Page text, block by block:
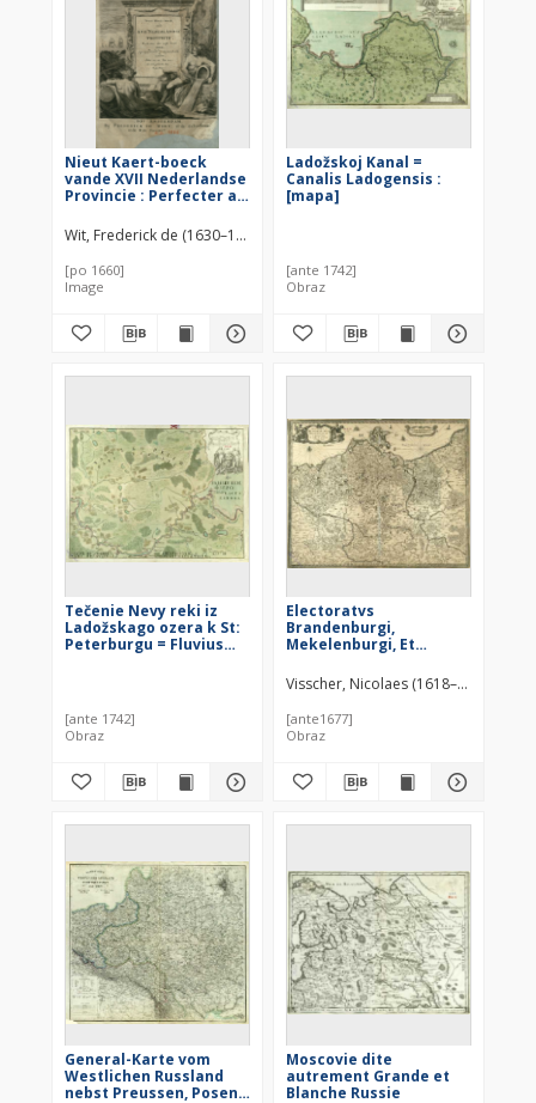
Nieut Kaert-boeck
vande XVII Nederlandse
Provincie : Perfecter als
Begrypende mede de
aengrensende Landen,
Aldus in 20 Kaerten
Wit, Frederick de (1630–1706)
[po 1660]
Image
Ladožskoj Kanal =
Canalis Ladogensis :
[mapa]
[ante 1742]
Obraz
Tečenie Nevy reki iz
Ladožskago ozera k St:
Peterburgu = Fluvius
[ante 1742]
Obraz
Electoratvs
Brandenburgi,
Mekelenburgi, Et
Pomeraniæ novissima
Tabula
Visscher, Nicolaes (1618–1679)
[ante1677]
Obraz
General-Karte vom
Westlichen Russland
nebst Preussen, Posen
Moscovie dite
autrement Grande et
Blanche Russie